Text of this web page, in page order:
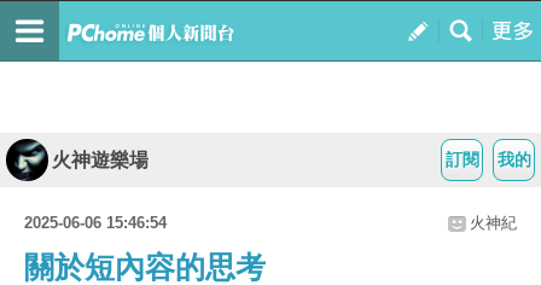
我的
訂閱
火神遊樂場
2025-06-06 15:46:54 火神紀
關於短內容的思考